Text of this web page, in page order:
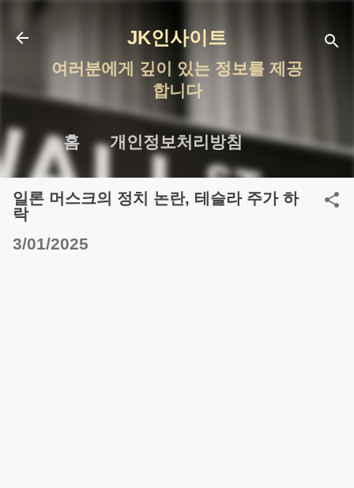
JK인사이트
여러분에게 깊이 있는 정보를 제공
합니다
홈 개인정보처리방침
일론 머스크의 정치 논란, 테슬라 주가 하
락
3/01/2025